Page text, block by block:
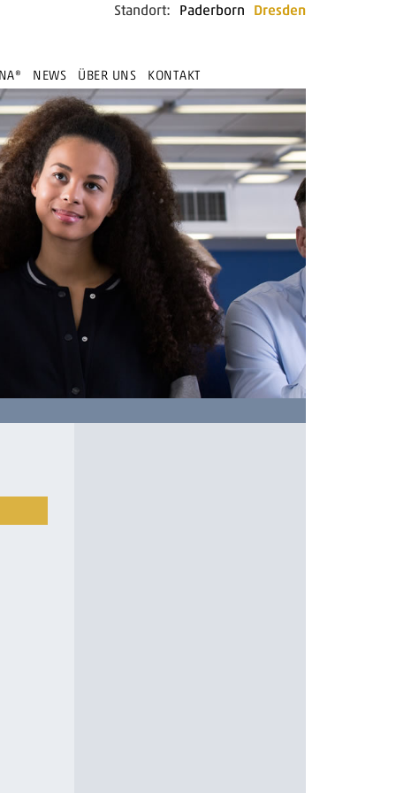
NEWS ÜBER UNS KONTAKT
Standort: Paderborn Dresden